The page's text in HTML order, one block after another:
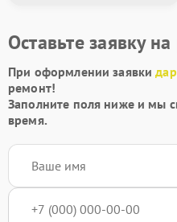
Оставьте заявку
При оформлении заявки
ремонт!
Заполните поля ниже и мы
время.